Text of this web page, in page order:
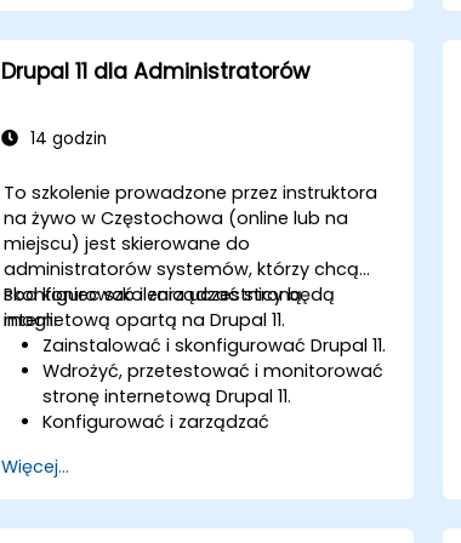
Drupal 11 dla Administratorów
14 godzin
To szkolenie prowadzone przez instruktora
na żywo w Częstochowa (online lub na
miejscu) jest skierowane do
administratorów systemów, którzy chcą
skonfigurować i zarządzać stroną
internetową opartą na Drupal 11.
Pod koniec szkolenia uczestnicy będą
mogli:
Zainstalować i skonfigurować Drupal 11.
Wdrożyć, przetestować i monitorować
stronę internetową Drupal 11.
Konfigurować i zarządzać
Zabezpieczyć stronę internetową
Drupal 11.
Optymalizować wydajność strony
Więcej...